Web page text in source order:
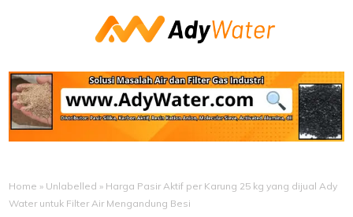
Home » Unlabelled » Harga Pasir Aktif per Karung 25 kg yang dijual Ady
Water untuk Filter Air Mengandung Besi